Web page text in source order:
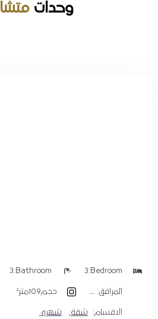
وحدات
Bedroom:
3
Bathroom:
3
المرافق: حجم109متر²
الاقسام: شقة, شهري